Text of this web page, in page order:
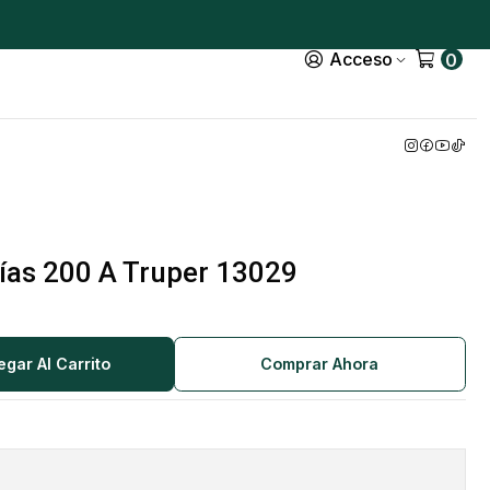
Acceso 0
200 A Truper 13029
Al Carrito Comprar Ahora